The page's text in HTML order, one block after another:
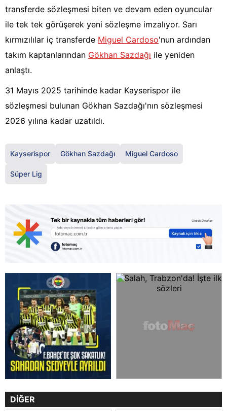
transferde sözleşmesi biten ve devam eden oyuncular
ile tek tek görüşerek yeni sözleşme imzalıyor. Sarı
kırmızılılar iç transferde Miguel Cardoso'nun ardından
takım kaptanlarından Gökhan Sazdağı ile yeniden
anlaştı.
31 Mayıs 2025 tarihinde kadar Kayserispor ile
sözleşmesi bulunan Gökhan Sazdağı'nın sözleşmesi
2026 yılına kadar uzatıldı.
Kayserispor Gökhan Sazdağı Miguel Cardoso
Süper Lig
DİĞER